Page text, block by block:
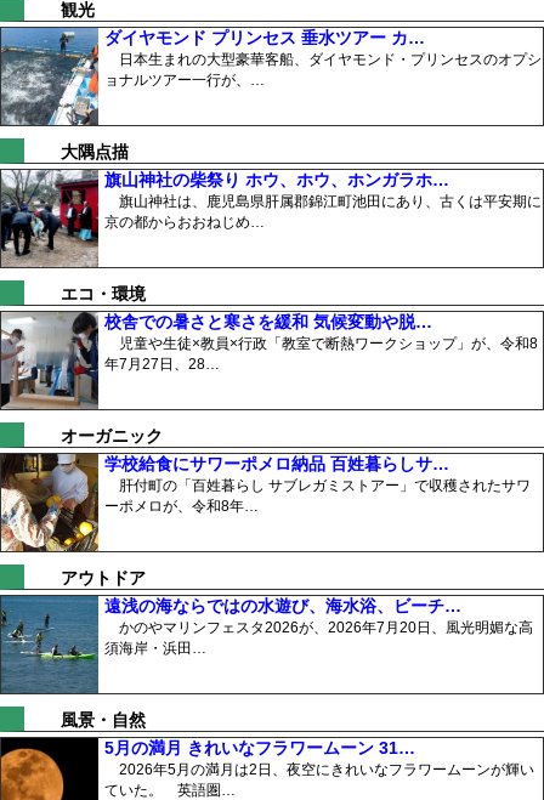
観光
ダイヤモンド プリンセス 垂水ツアー カ…
日本生まれの大型豪華客船、ダイヤモンド・プリンセスのオプシ
ョナルツアー一行が、…
大隅点描
旗山神社の柴祭り ホウ、ホウ、ホンガラホ…
旗山神社は、鹿児島県肝属郡錦江町池田にあり、古くは平安期に
京の都からおおねじめ…
エコ・環境
校舎での暑さと寒さを緩和 気候変動や脱…
児童や生徒×教員×行政「教室で断熱ワークショップ」が、令和8
年7月27日、28…
オーガニック
学校給食にサワーポメロ納品 百姓暮らしサ…
肝付町の「百姓暮らし サブレガミストアー」で収穫されたサワ
ーポメロが、令和8年…
アウトドア
遠浅の海ならではの水遊び、海水浴、ビーチ…
かのやマリンフェスタ2026が、2026年7月20日、風光明媚な高
須海岸・浜田…
風景・自然
5月の満月 きれいなフラワームーン 31…
2026年5月の満月は2日、夜空にきれいなフラワームーンが輝い
ていた。 英語圏…